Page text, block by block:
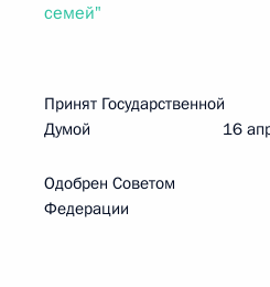
семей"
Принят Государственной
Думой 16 апреля
Одобрен Советом
Федерации 25